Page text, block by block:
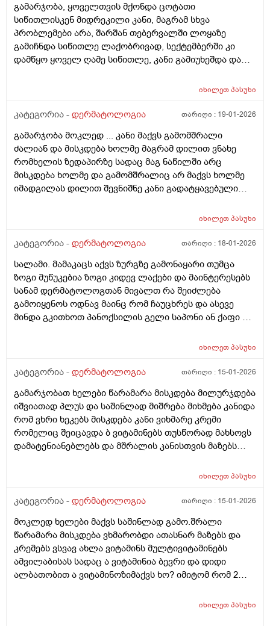
როგორი ტიპის მოვლას მირჩევთ ვარ 17 წლის ბიჭი
ბევრი სხვადასხვა დეზოდორანტი მიხმარია და
აღმოვაჩინე რო დეზოდორანტებში არ არის საქმე
არამედ ჩემს მარცხენა იღლიაშია. მადლობა წინასწარ
პასუხისთვის
გამარჯობა, ყოველთვის მქონდა ცოტათი
სიწითლისკენ მიდრეკილი კანი, მაგრამ სხვა
პრობლემები არა, შარშან თებერვალში ლოყაზე
გამიჩნდა სიწითლე ლაქობრივად, სექტემბერში კი
დამწყო ყოველ ღამე სიწითლე, კანი გამიუხეშდა და
საწინააღმდეგო სახის დასააბნი 6 კვირის მანძილზე,
ამასთან ერთად ავენის ტოლარენს კონტროლი,
რაც დავიწყე მკურნალობა საშინლად მომემატა
ლოყებზე გამონაყარი, სხაბოლოოდ დავიწყე
დოქსიციკლინის 100 მგ დალევა უკვე 10 დღეზე მეტია
და სახე უფრო ჩაწყნარდა, რა ვქნა როდის შევწყვიტო
დალევა?
იხილეთპასუხი
კატეგორია - დერმატოლოგია თარიღი : 19-01-2026
გამარჯობა მოკლედ ... კანი მაქვს გამომშრალი
ძალიან და მისკდება ხოლმე მაგრამ დილით ვნახე
რომხელის ზედაპირზე სადაც მაგ ნაწილში არც
მისკდება ხოლმე და გამომშრალიც არ მაქვს ხოლმე
იმადგილას დილით შევნიშნე კანი გადატყავებული
გამჭროდა და რაგაცა მაგრამ ეს პატარა მერე
თხლად კანზე რა შეიძლება იყოს
იხილეთპასუხი
კატეგორია - დერმატოლოგია თარიღი : 18-01-2026
სალამი. მამაკაცს აქვს ზურგზე გამონაყარი თუმცა
ზოგი მუწუკებია ზოგი კიდევ ლაქები და მაინტერესებს
სანამ დერმატოლოგთან მივალთ რა შეიძლება
გამოიყენოს ოდნავ მაინც რომ ჩაუცხრეს და ასევე
მინდა გკითხოთ პანოქსილის გელი საპონი ან ქაფი თუ
იხილეთპასუხი
კატეგორია - დერმატოლოგია თარიღი : 15-01-2026
გამარჯობათ ხელები წარამარა მისკდება მილურჯდება
იშვიათად პლუს და საშინლად მიშრება მიხმება კანიდა
რომ ვხრი ხეკებს მისკდება კანი ვიხმარე კრემი
რომელიც შეიცავდა ბ ვიტამინებს თუსწორად მახსოვს
დამატენიანებლებს და მშრალის კანისთვის მაზებს
გამომწვევი მიზეზები ხშირი ხელების ბანვის გარდა და
გამომწვევი მიზეზები ან რა სხვა დაავადებები
კრემი
იხილეთპასუხი
კატეგორია - დერმატოლოგია თარიღი : 15-01-2026
მოკლედ ხელები მაქვს საშინლად გამო.შრალი
წარამარა მისკდება ვხმარობდი ათასნარ მაზებს და
კრემებს ვსვავ ახლა ვიტამინს მულტივიტამინებს
ამვილაბისას სადაც ა ვიტამინია ბევრი და დიდი
ალბათობით ა ვიტამინოზიმაქვს ხო? იმიტომ რომ 2
დაბანვაზე მიუხეშდება და მისკდება შემდეგ და არის
იხილეთპასუხი